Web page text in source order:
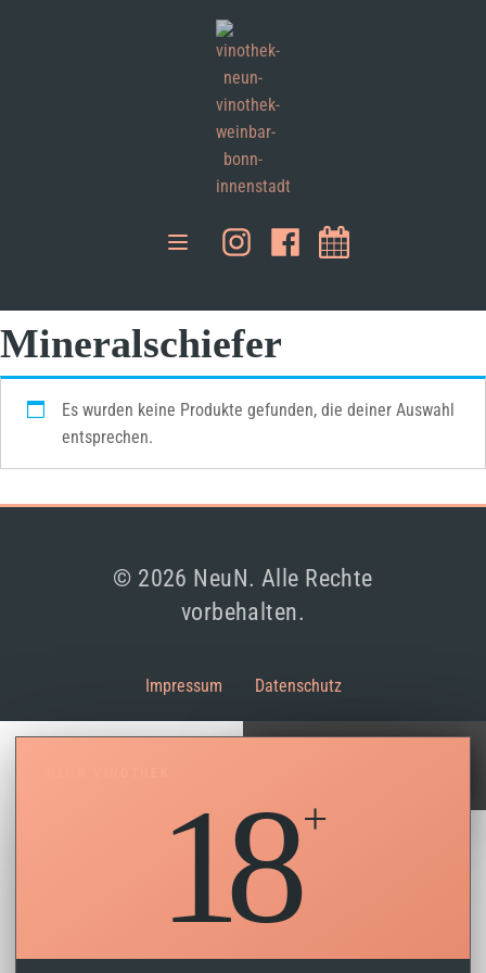
Mineralschiefer
Es wurden keine Produkte gefunden, die deiner Auswahl
entsprechen.
© 2026 NeuN. Alle Rechte
vorbehalten.
Impressum Datenschutz
Wir verwenden Cookies, um dir die
bestmögliche Erfahrung auf unserer
Ablehnen Einstellungen
18